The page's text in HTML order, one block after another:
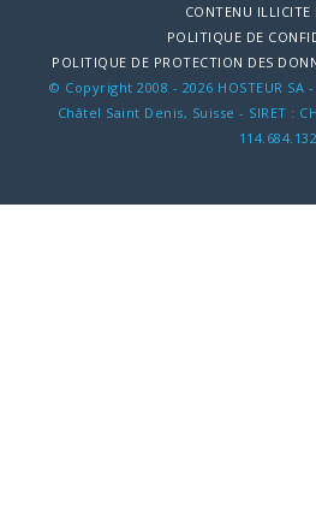
CONTENU ILLICITE
POLITIQUE DE
POLITIQUE DE PROTECTION DES
© Copyright 2008 - 2026 HOSTEUR SA
Châtel Saint Denis, Suisse - SIRET :
114.684.132